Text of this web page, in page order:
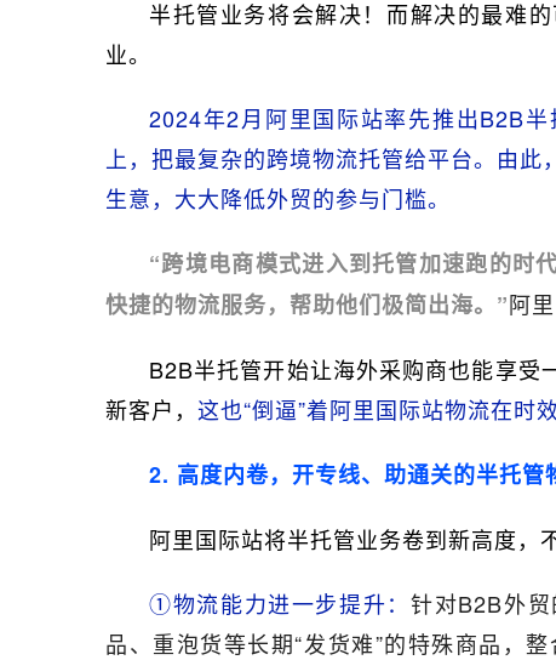
半托管业务将会解决！而解决的最难
业。
2024年2月阿里国际站率先推出B2B
上，把最复杂的跨境物流托管给平台。由
生意，大大降低外贸的参与门槛。
“跨境电商模式进入到托管加速跑的时
快捷的物流服务，帮助他们极简出海。”阿
B2B半托管开始让海外采购商也能享受
新客户， 这也“倒逼”着阿里国际站物流在时
2. 高度内卷，开专线、助通关的半托管
阿里国际站将半托管业务卷到新高度，
①物流能力进一步提升：针对B2B外
品、重泡货等长期“发货难”的特殊商品，